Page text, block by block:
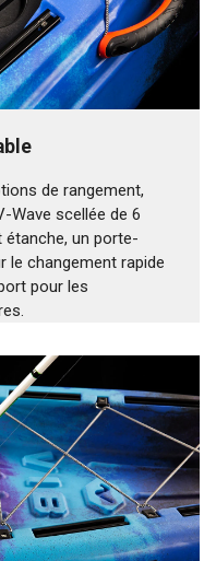
de rangement,
Wave scellée de 6
un porte-
le changement rapide
pour les